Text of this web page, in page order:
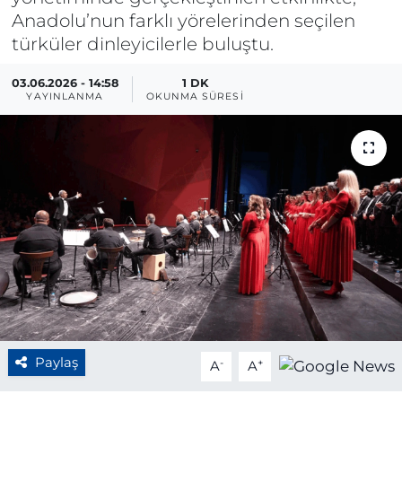
Anadolu’nun farklı yörelerinden seçilen
türküler dinleyicilerle buluştu.
03.06.2026 - 14:58
YAYINLANMA
1 DK
OKUNMA SÜRESI
Paylaş A- A+
BÖLGE
YAŞAM
GÜNCEL
RESMİ İLAN